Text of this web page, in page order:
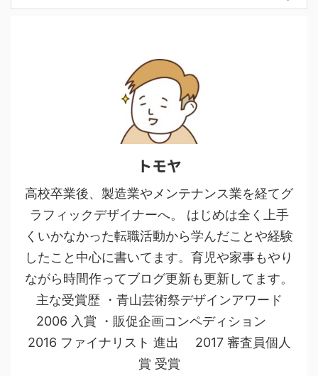
トモヤ
高校卒業後、製造業やメンテナンス業を経てグ
ラフィックデザイナーへ。 はじめは全く上手
くいかなかった転職活動から学んだことや経験
したこと中心に書いてます。育児や家事もやり
ながら時間作ってブログ更新も更新してます。
主な受賞歴 ・青山芸術祭デザインアワード
2006 入賞 ・販促企画コンペディション
2016 ファイナリスト 進出 2017 審査員個人
賞 受賞